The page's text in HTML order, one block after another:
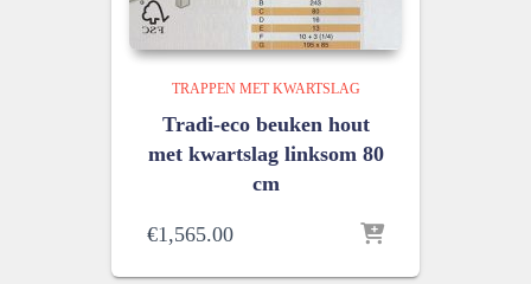
TRAPPEN MET KWARTSLAG
Tradi-eco beuken hout
met kwartslag linksom 80
cm
€1,565.00